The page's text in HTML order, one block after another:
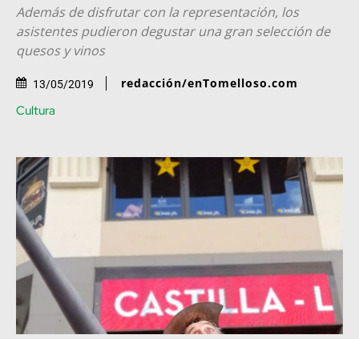
Además de disfrutar con la representación, los
asistentes pudieron degustar una gran selección de
quesos y vinos
13/05/2019 redacción/enTomelloso.com
Cultura